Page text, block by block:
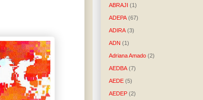
ABRAJI (1)
ADEPA (67)
ADIRA (3)
ADN (1)
Adriana Amado (2)
AEDBA (7)
AEDE (5)
AEDEP (2)